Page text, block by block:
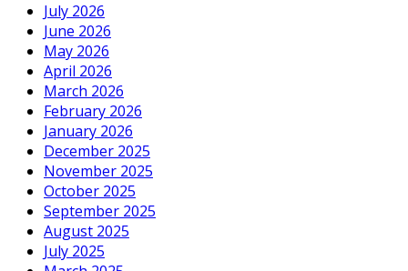
July 2026
June 2026
May 2026
April 2026
March 2026
February 2026
January 2026
December 2025
November 2025
October 2025
September 2025
August 2025
July 2025